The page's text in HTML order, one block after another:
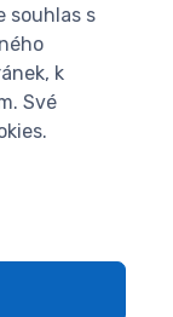
souhlas s
k
Své